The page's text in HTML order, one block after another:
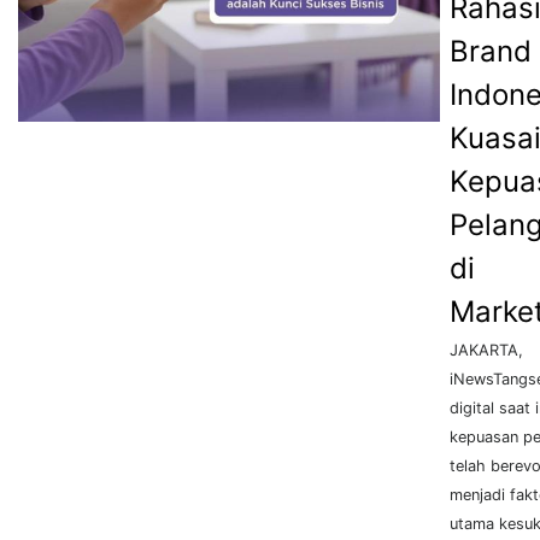
Brand
Kuasai
di
JAKARTA,
digital saat
kepuasan
telah
menjadi
utama